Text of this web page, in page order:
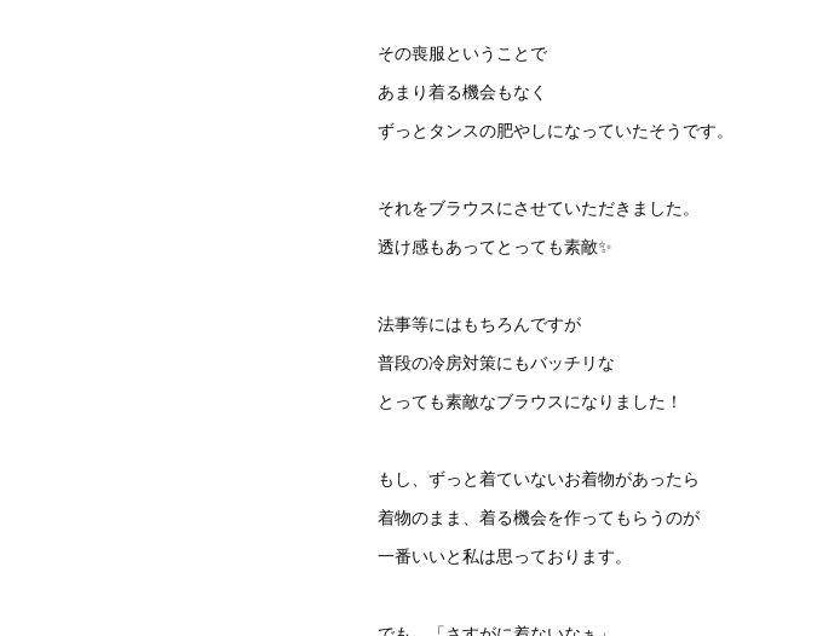
その喪服ということで
あまり着る機会もなく
ずっとタンスの肥やしになっていたそうです。
それをブラウスにさせていただきました。
透け感もあってとっても素敵✨
法事等にはもちろんですが
普段の冷房対策にもバッチリな
とっても素敵なブラウスになりました！
もし、ずっと着ていないお着物があったら
着物のまま、着る機会を作ってもらうのが
一番いいと私は思っております。